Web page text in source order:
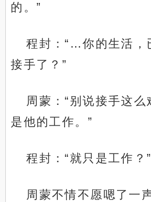
的。”
程封：“…你的生活，
接手了？”
周蒙：“别说接手这么
是他的工作。”
程封：“就只是工作？”
周蒙不情不愿嗯了一